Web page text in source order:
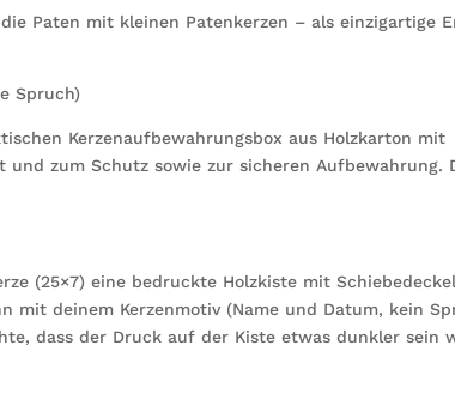
Paten mit kleinen Patenkerzen – als einzigartige
Spruch)
Kerzenaufbewahrungsbox aus Holzkarton mit
und zum Schutz sowie zur sicheren Aufbewahrung.
(25×7) eine bedruckte Holzkiste mit
mit deinem Kerzenmotiv (Name und Datum, kein
dass der Druck auf der Kiste etwas dunkler sein